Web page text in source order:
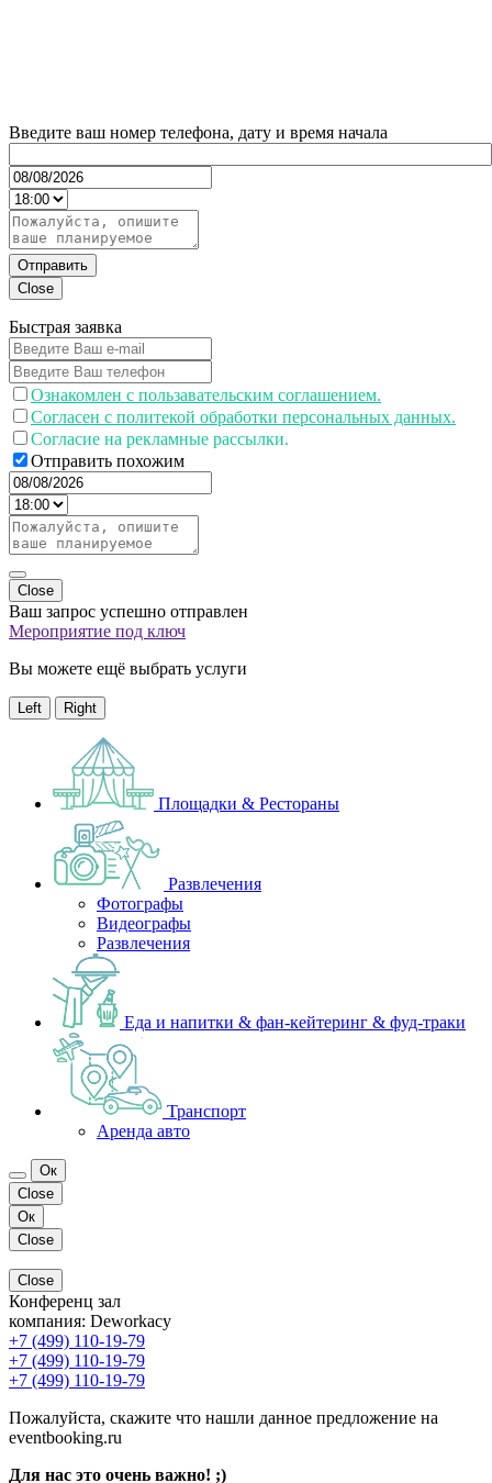
Введите ваш номер телефона, дату и время начала
Отправить
Close
Быстрая заявка
Ознакомлен с пользавательским соглашением.
Согласен с политекой обработки персональных данных.
Согласие на рекламные рассылки.
Отправить похожим
Close
Ваш запрос успешно отправлен
Мероприятие под ключ
Вы можете ещё выбрать услуги
Left Right
Площадки & Рестораны
Развлечения
Фотографы
Видеографы
Развлечения
Еда и напитки & фан-кейтеринг & фуд-траки
Транспорт
Аренда авто
Ок
Close
Ок
Close
Close
Конференц зал
компания: Deworkacy
+7 (499) 110-19-79
+7 (499) 110-19-79
+7 (499) 110-19-79
Пожалуйста, скажите что нашли данное предложение на
eventbooking.ru
Для нас это очень важно! ;)